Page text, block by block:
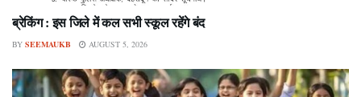
ब्रेकिंग : इस जिले में कल सभी स्कूल रहेंगे बंद
BY SEEMAUKB AUGUST 5, 2026